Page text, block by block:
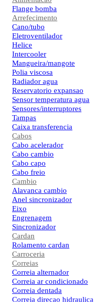
Flange bomba
Arrefecimento
Cano/tubo
Eletroventilador
Helice
Intercooler
Mangueira/mangote
Polia viscosa
Radiador agua
Reservatorio expansao
Sensor temperatura agua
Sensores/interruptores
Tampas
Caixa transferencia
Cabos
Cabo acelerador
Cabo cambio
Cabo capo
Cabo freio
Cambio
Alavanca cambio
Anel sincronizador
Eixo
Engrenagem
Sincronizador
Cardan
Rolamento cardan
Carroceria
Correias
Correia alternador
Correia ar condicionado
Correia dentada
Correia direcao hidraulica